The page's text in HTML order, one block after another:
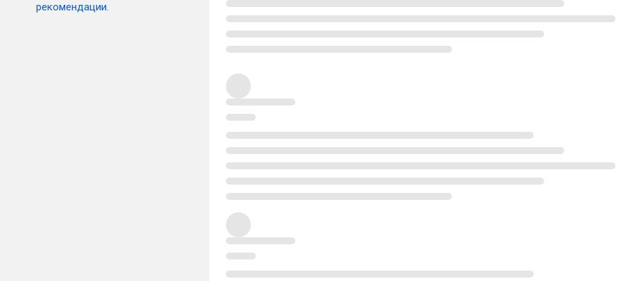
рекомендации.